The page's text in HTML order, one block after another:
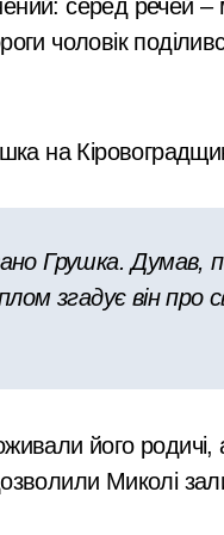
розслідування
ВПО у Києві: як
доходи, але
Києва до
Киев
магазинах: як
суд повернули
серед речей –
чоловік
на
Грушка. Думав,
згадує він про
його
Миколі